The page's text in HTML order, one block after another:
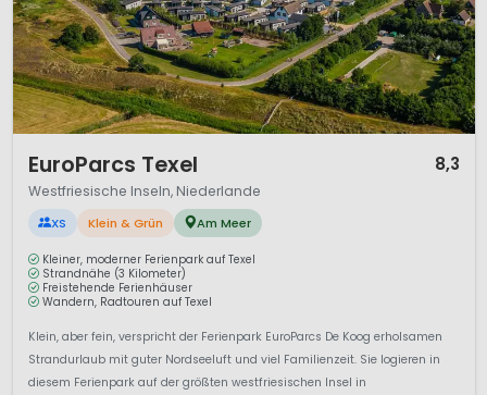
EuroParcs Texel 8,3
Westfriesische Inseln, Niederlande
XS Klein & Grün Am Meer
Kleiner, moderner Ferienpark auf Texel
Strandnähe (3 Kilometer)
Freistehende Ferienhäuser
Wandern, Radtouren auf Texel
Klein, aber fein, verspricht der Ferienpark EuroParcs De Koog erholsamen
Strandurlaub mit guter Nordseeluft und viel Familienzeit. Sie logieren in
diesem Ferienpark auf der größten westfriesischen Insel in